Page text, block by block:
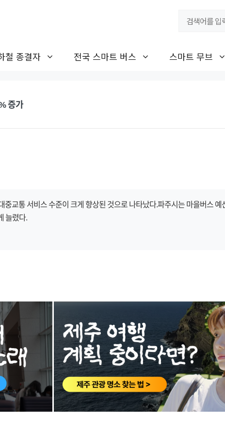
철 종결자 전국 스마트 버스 스마트 무브
증가
교통 서비스 수준이 크게 향상된 것으로 나타났다.파주시는 마을버스 예
늘렸다.